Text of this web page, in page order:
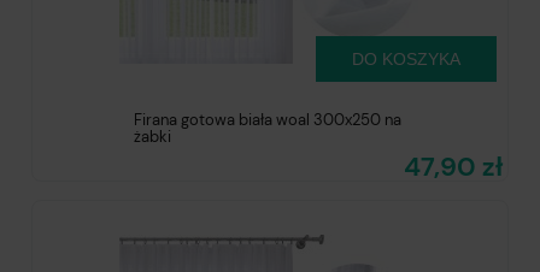
Firana gotowa biała woal 300x250 na
żabki
47,90 zł
DO KOSZYKA